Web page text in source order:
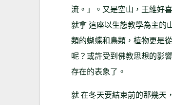
流。」。又是空山，王維好
就拿 這座以生態教學為主的
類的蝴蝶和鳥類，植物更是
呢？或許受到佛教思想的影
存在的表象了。
就 在冬天要結束前的那幾天